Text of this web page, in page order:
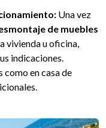
Una vez
de muebles
vivienda u oficina,
indicaciones.
en casa de